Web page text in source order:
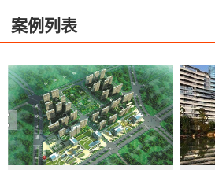
设备和泡沫设计
专业从事于居民
公共事业单位的
务。澳龙公司坚
为基准， 重视品
破、力求绩效最
案例列表